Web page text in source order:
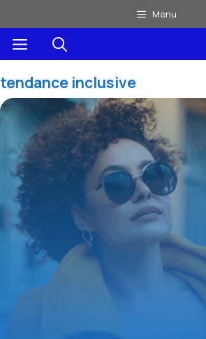
au
contenu
Menu
Menu
tendance inclusive